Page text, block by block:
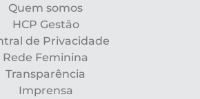
Quem somos
HCP Gestão
de Privacidade
Rede Feminina
Transparência
Imprensa